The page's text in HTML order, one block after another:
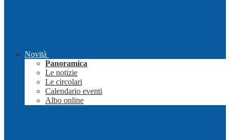
Novità
Panoramica
Le notizie
Le circolari
Calendario eventi
Albo online